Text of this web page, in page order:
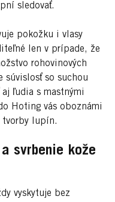
sledovať.
pokožku i vlasy
len v prípade, že
rohovinových
súvislosť so suchou
ľudia s mastnými
Hoting vás oboznámi
tvorby lupín.
svrbenie kože
vyskytuje bez